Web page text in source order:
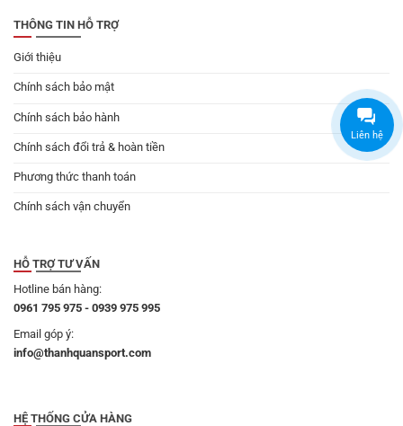
THÔNG TIN HỖ TRỢ
Giới thiệu
Chính sách bảo mật
Chính sách bảo hành
Chính sách đổi trả & hoàn tiền
Phương thức thanh toán
Chính sách vận chuyển
HỖ TRỢ TƯ VẤN
Hotline bán hàng:
0961 795 975 - 0939 975 995
Email góp ý:
info@thanhquansport.com
HỆ THỐNG CỬA HÀNG
Liên hệ